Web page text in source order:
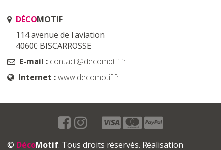
DÉCOMOTIF
114 avenue de l'aviation
40600 BISCARROSSE
E-mail : contact@decomotif.fr
Internet :www.decomotif.fr
© DécoMotif. Tous droits réservés. Réalisation